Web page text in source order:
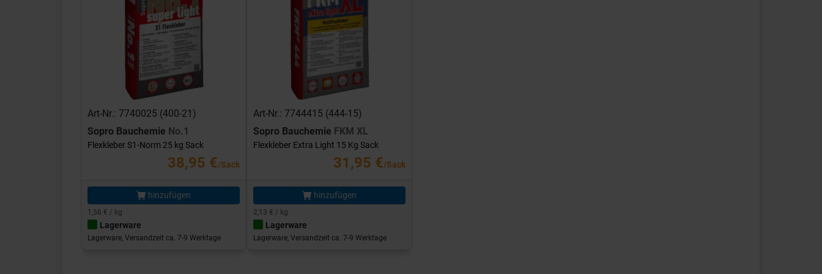
Art-Nr.: 7740025 (400-21)
Sopro Bauchemie No.1
Flexkleber S1-Norm 25 kg Sack
38,95 €/Sack
hinzufügen
1,56 € / kg
Lagerware
Lagerware, Versandzeit ca. 7-9 Werktage
Art-Nr.: 7744415 (444-15)
Sopro Bauchemie FKM XL
Flexkleber Extra Light 15 Kg Sack
31,95 €/Sack
hinzufügen
2,13 € / kg
Lagerware
Lagerware, Versandzeit ca. 7-9 Werktage